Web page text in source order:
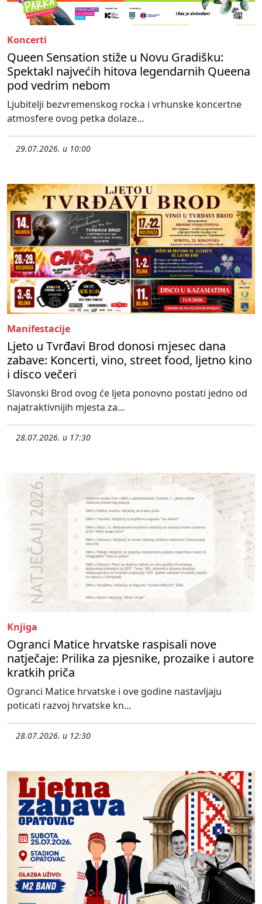
Koncerti
Queen Sensation stiže u Novu Gradišku:
Spektakl najvećih hitova legendarnih Queena
pod vedrim nebom
Ljubitelji bezvremenskog rocka i vrhunske koncertne
atmosfere ovog petka dolaze...
29.07.2026. u 10:00
Manifestacije
Ljeto u Tvrđavi Brod donosi mjesec dana
zabave: Koncerti, vino, street food, ljetno kino
i disco večeri
Slavonski Brod ovog će ljeta ponovno postati jedno od
najatraktivnijih mjesta za...
28.07.2026. u 17:30
Knjiga
Ogranci Matice hrvatske raspisali nove
natječaje: Prilika za pjesnike, prozaike i autore
kratkih priča
Ogranci Matice hrvatske i ove godine nastavljaju
poticati razvoj hrvatske kn...
28.07.2026. u 12:30